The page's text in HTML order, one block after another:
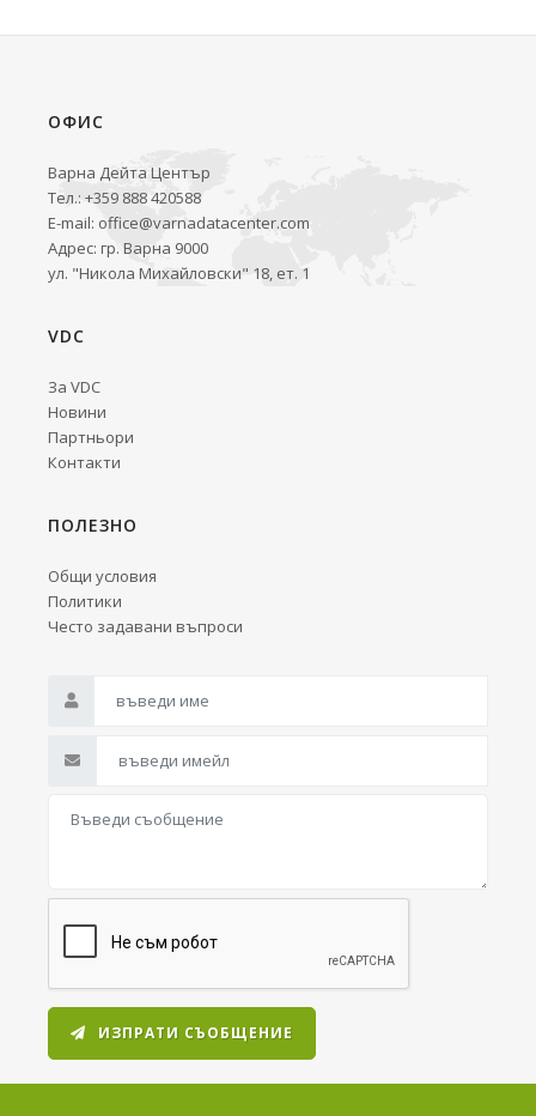
ОФИС
Варна Дейта Център
Тел.: +359 888 420588
E-mail: office@varnadatacenter.com
Адрес: гр. Варна 9000
ул. "Никола Михайловски" 18, ет. 1
VDC
За VDC
Новини
Партньори
Контакти
ПОЛЕЗНО
Общи условия
Политики
Често задавани въпроси
ИЗПРАТИ СЪОБЩЕНИЕ